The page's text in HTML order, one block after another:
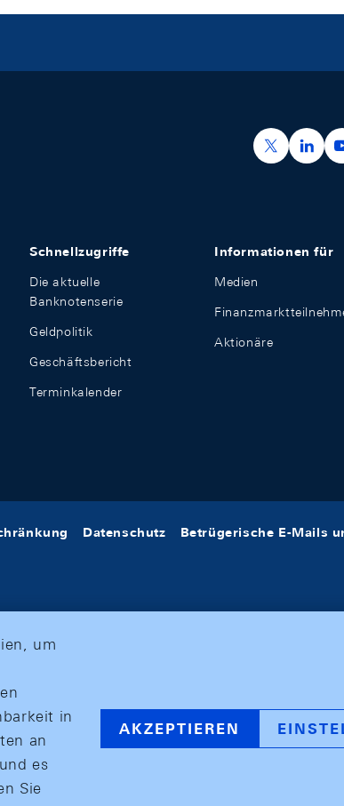
https://
Schnellzugriffe
Die aktuelle
Banknotenserie
Geldpolitik
Geschäftsbericht
Terminkalender
Informationen für
Medien
Aktionäre
Datenschutz Betrügerische E-Mails
um
in
an
es
Sie
AKZEPTIEREN